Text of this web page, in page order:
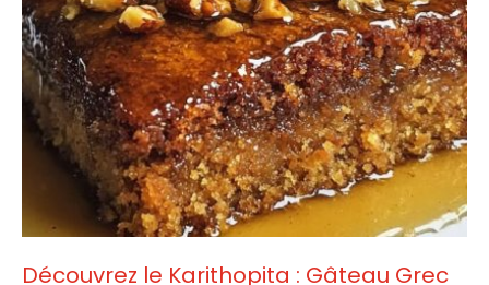
Découvrez le Karithopita : Gâteau Grec